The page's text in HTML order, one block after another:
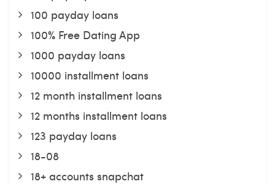
100 payday loans
100% Free Dating App
1000 payday loans
10000 installment loans
12 month installment loans
12 months installment loans
123 payday loans
18-08
18+ accounts snapchat